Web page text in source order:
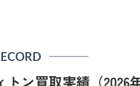
ン買取実績（2026